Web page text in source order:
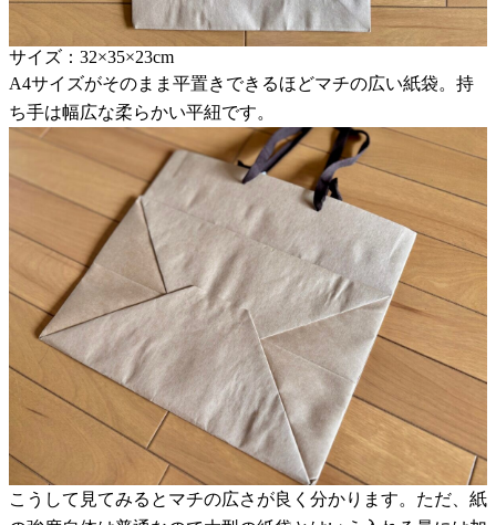
サイズ：32×35×23cm
A4サイズがそのまま平置きできるほどマチの広い紙袋。持
ち手は幅広な柔らかい平紐です。
こうして見てみるとマチの広さが良く分かります。ただ、紙